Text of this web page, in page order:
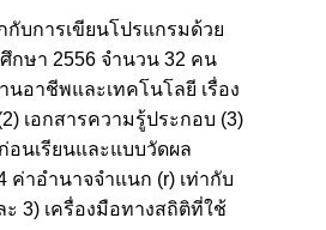
กับการเขียนโปรแกรมด้วย
กษา 2556 จำนวน 32 คน
นอาชีพและเทคโนโลยี เรื่อง
เอกสารความรู้ประกอบ (3)
อนเรียนและแบบวัดผล
ค่าอำนาจจำแนก (r) เท่ากับ
3) เครื่องมือทางสถิติที่ใช้